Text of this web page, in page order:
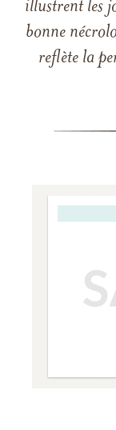
illustrent les
bonne
reflète la